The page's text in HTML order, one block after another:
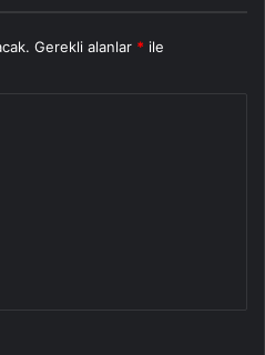
Gerekli alanlar * ile